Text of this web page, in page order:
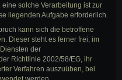
solche Verarbeitung ist zur
liegenden Aufgabe erforderlich.
kann sich die betroffene
Dieser steht es ferner frei, im
der
Richtlinie 2002/58/EG, ihr
Verfahren auszuüben, bei